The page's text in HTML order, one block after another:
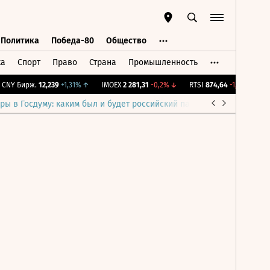
Политика Победа-80 Общество
Спорт Право Страна Промышленность
Бирж. 12,239 +1,31%↑ IMOEX 2 281,31 -0,2%↓ RTSI 874,64 -1,12%
в Госдуму: каким был и будет российский парламент